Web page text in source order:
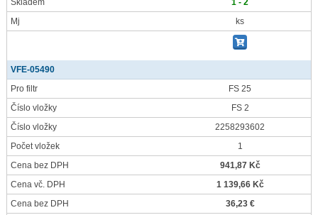
Skladem
1 - 2
Mj
ks
VFE-05490
Pro filtr
FS 25
Číslo vložky
FS 2
Číslo vložky
2258293602
Počet vložek
1
Cena bez DPH
941,87 Kč
Cena vč. DPH
1 139,66 Kč
Cena bez DPH
36,23 €